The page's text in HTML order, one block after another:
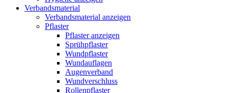
Verbandsmaterial
Verbandsmaterial anzeigen
Pflaster
Pflaster anzeigen
Sprühpflaster
Wundpflaster
Wundauflagen
Augenverband
Wundverschluss
Rollenpflaster